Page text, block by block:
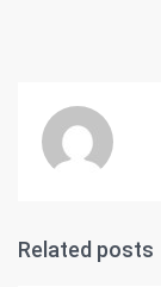
Related posts